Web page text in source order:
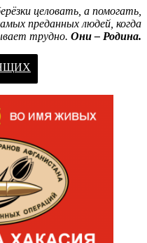
целовать, а помогать,
преданных людей, когда
трудно. Они – Родина.